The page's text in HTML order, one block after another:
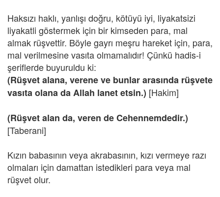
Haksızı haklı, yanlışı doğru, kötüyü iyi, liyakatsizi
liyakatli göstermek için bir kimseden para, mal
almak rüşvettir. Böyle gayrı meşru hareket için, para,
mal verilmesine vasıta olmamalıdır! Çünkü hadis-i
şeriflerde buyuruldu ki:
(Rüşvet alana, verene ve bunlar arasında rüşvete
vasıta olana da Allah lanet etsin.) [Hakim]
(Rüşvet alan da, veren de Cehennemdedir.)
[Taberani]
Kızın babasının veya akrabasının, kızı vermeye razı
olmaları için damattan istedikleri para veya mal
rüşvet olur.